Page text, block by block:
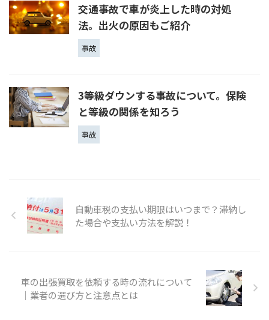
交通事故で車が炎上した時の対処
法。出火の原因もご紹介
事故
3等級ダウンする事故について。保険
と等級の関係を知ろう
事故
自動車税の支払い期限はいつまで？滞納し
た場合や支払い方法を解説！
車の出張買取を依頼する時の流れについて
｜業者の選び方と注意点とは